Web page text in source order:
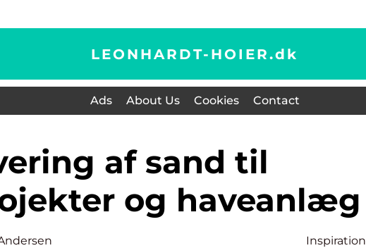
LEONHARDT-HOIER.dk
Ads About Us Cookies Contact
og haveanlæg
Inspiration